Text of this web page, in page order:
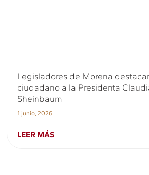
Legisladores de Morena
ciudadano a la Presidenta
Sheinbaum
1 junio, 2026
LEER MÁS